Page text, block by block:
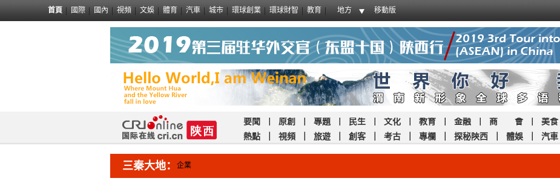
首頁 國際 國內 視頻 文娛 體育 汽車 城市 環球創業 環球財智 教育 地方 移動版
要聞 原創 專題 民生 文化 教育 金融 商 會｜ 美食
熱點
視頻 旅遊 創客 考古 專欄 探秘陝西 體娛 汽車
三秦大地： 企業